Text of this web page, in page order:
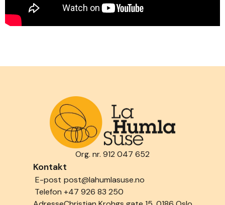
Org. nr. 912 047 652
Kontakt
E-post
Telefon
post@lahumlasuse.no
+47 926 83 250